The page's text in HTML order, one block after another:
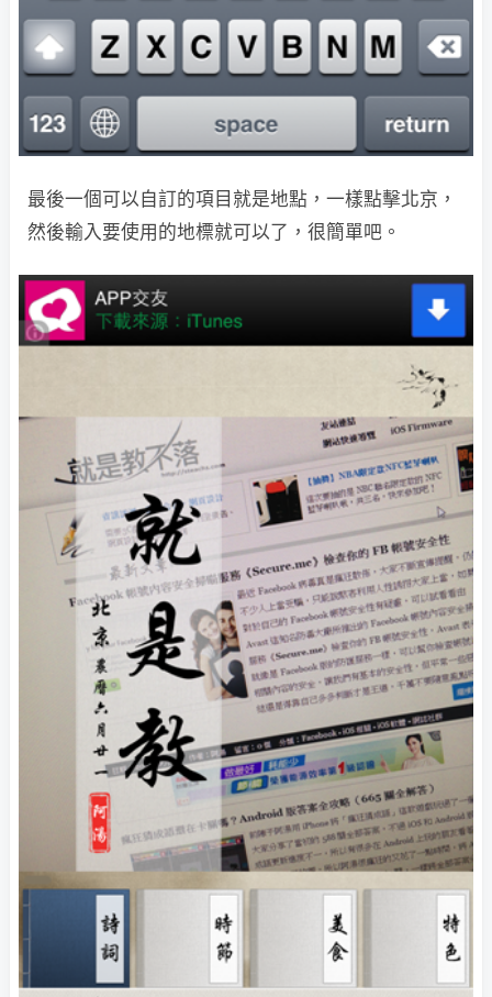
最後一個可以自訂的項目就是地點，一樣點擊北京，
然後輸入要使用的地標就可以了，很簡單吧。